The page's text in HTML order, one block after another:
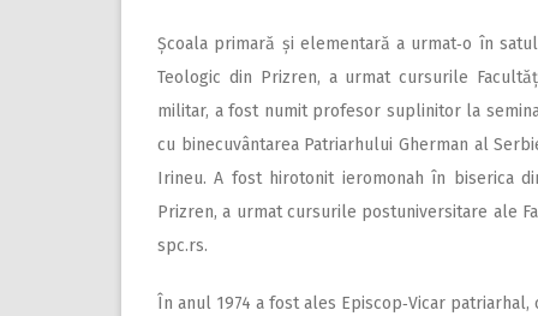
Școala primară și elementară a urmat‑o în
Teologic din Prizren, a urmat cursurile
militar, a fost numit profesor suplinitor la
cu binecuvântarea Patriarhului Gherman al
Irineu. A fost hirotonit ieromonah în biserica
Prizren, a urmat cursurile postuniversitare ale
spc.rs.
În anul 1974 a fost ales Episcop‑Vicar